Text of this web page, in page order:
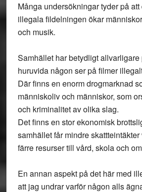
Många undersökningar tyder på
illegala fildelningen ökar
och musik.
Samhället har betydligt allvarligare
huruvida någon ser på filmer
Där finns en enorm drogmarknad
människoliv och människor, som
och kriminalitet av olika slag.
Det finns en stor ekonomisk
samhället får mindre
färre resurser till vård, skola och
En annan aspekt på det här med
att jag undrar varför någon alls